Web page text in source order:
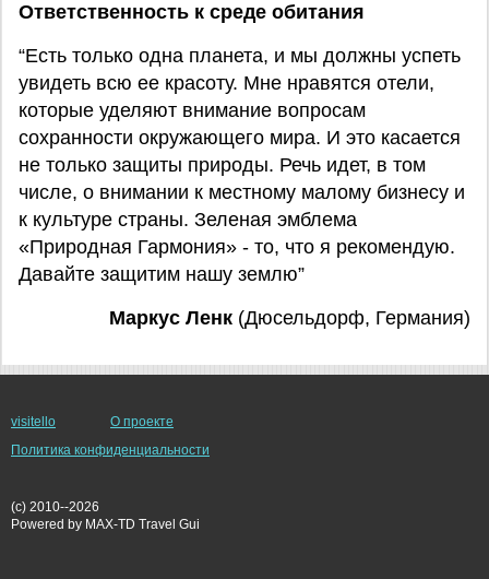
Ответственность к среде обитания
“Есть только одна планета, и мы должны успеть
увидеть всю ее красоту. Мне нравятся отели,
которые уделяют внимание вопросам
сохранности окружающего мира. И это касается
не только защиты природы. Речь идет, в том
числе, о внимании к местному малому бизнесу и
к культуре страны. Зеленая эмблема
«Природная Гармония» - то, что я рекомендую.
Давайте защитим нашу землю”
Маркус Ленк (Дюсельдорф, Германия)
visitello
О проекте
Политика конфиденциальности
(c) 2010--2026
Powered by MAX-TD Travel Gui